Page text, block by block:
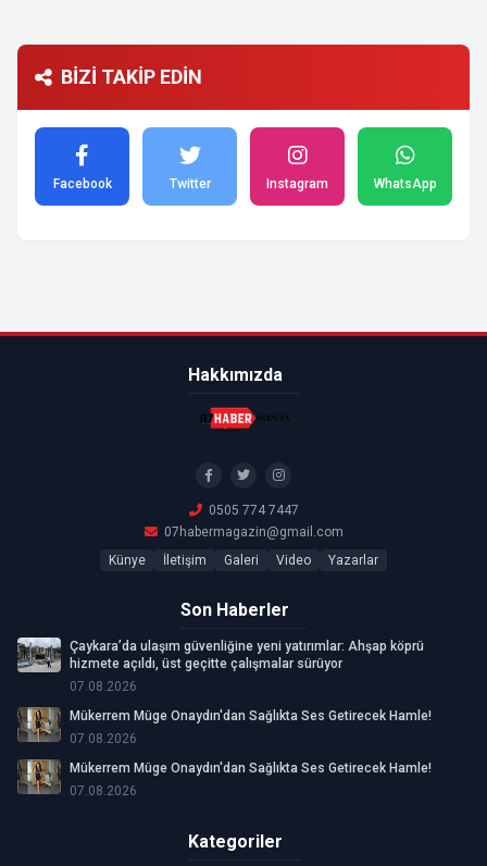
BİZİ TAKİP EDİN
Facebook Twitter Instagram WhatsApp
Hakkımızda
0505 774 7447
07habermagazin@gmail.com
Künye
İletişim Galeri Video Yazarlar
Son Haberler
Çaykara’da ulaşım güvenliğine yeni yatırımlar: Ahşap köprü
hizmete açıldı, üst geçitte çalışmalar sürüyor
07.08.2026
Mükerrem Müge Onaydın'dan Sağlıkta Ses Getirecek Hamle!
07.08.2026
Mükerrem Müge Onaydın'dan Sağlıkta Ses Getirecek Hamle!
07.08.2026
Kategoriler